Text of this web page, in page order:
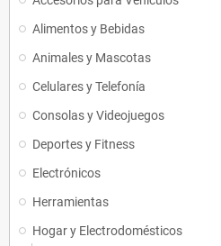
Alimentos y Bebidas
Animales y Mascotas
Celulares y Telefonía
Consolas y Videojuegos
Deportes y Fitness
Electrónicos
Herramientas
Hogar y Electrodomésticos